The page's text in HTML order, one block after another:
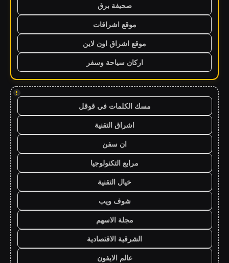
صحيفة برق
موقع اشراقات
موقع اشراق اون لاين
اركان سياحة وسفر
!
مسك الكلمات في قوقل
اشراق التقنية
ان سفن
مرابع التكنولوجيا
خيال التقنية
شوف ويب
مجلة الاسهم
الشرقية الاقتصادية
عالم الايفون